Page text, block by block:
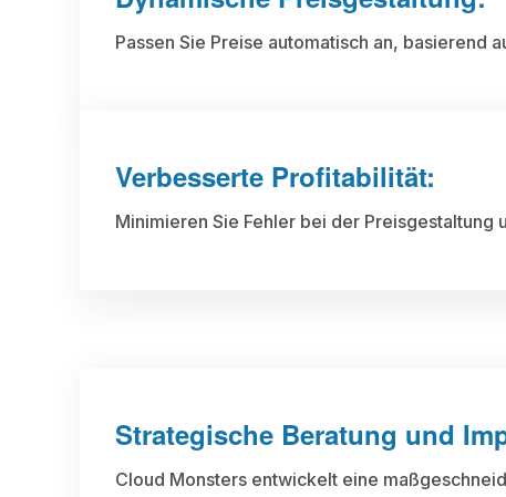
Passen Sie Preise automatisch an,
Verbesserte Profitabilität:
Minimieren Sie Fehler bei der
Strategische Beratung und
Cloud Monsters entwickelt eine